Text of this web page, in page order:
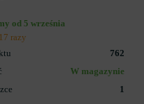
od 5 września
razy
762
W magazynie
1